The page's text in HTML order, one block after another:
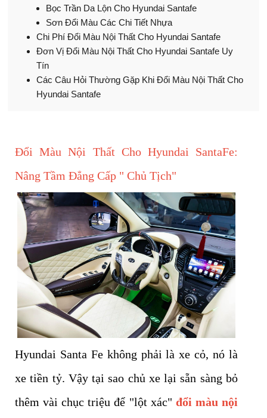
Bọc Trần Da Lộn Cho Hyundai Santafe
Sơn Đổi Màu Các Chi Tiết Nhựa
Chi Phí Đổi Màu Nội Thất Cho Hyundai Santafe
Đơn Vị Đổi Màu Nội Thất Cho Hyundai Santafe Uy
Tín
Các Câu Hỏi Thường Gặp Khi Đổi Màu Nội Thất Cho
Hyundai Santafe
Đổi Màu Nội Thất Cho Hyundai SantaFe:
Nâng Tầm Đẳng Cấp " Chủ Tịch"
Hyundai Santa Fe không phải là xe cỏ, nó là
xe tiền tỷ. Vậy tại sao chủ xe lại sẵn sàng bỏ
thêm vài chục triệu để "lột xác" đổi màu nội